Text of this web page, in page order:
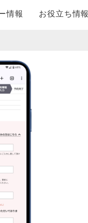
情報 お役立ち情報